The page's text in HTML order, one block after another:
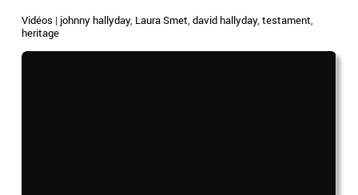
Vidéos | johnny hallyday, Laura Smet,david hallyday,testament,
heritage